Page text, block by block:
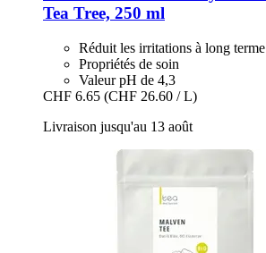
Tea Tree, 250 ml
Réduit les irritations à long terme
Propriétés de soin
Valeur pH de 4,3
CHF 6.65 (CHF 26.60 / L)
Livraison jusqu'au 13 août